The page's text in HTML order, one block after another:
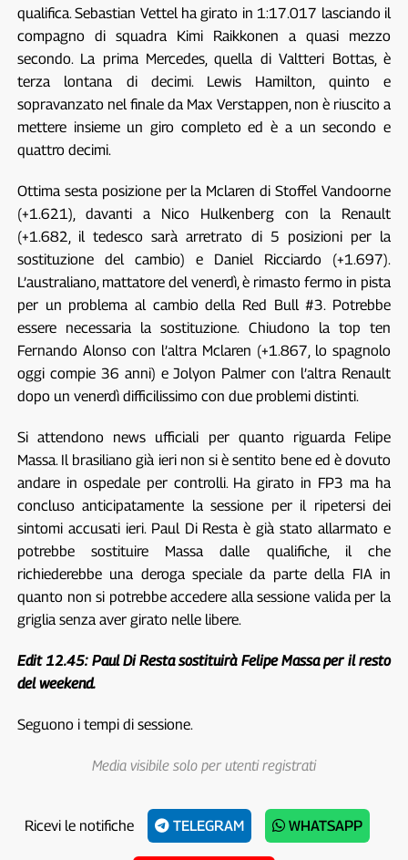
qualifica. Sebastian Vettel ha girato in 1:17.017 lasciando il
compagno di squadra Kimi Raikkonen a quasi mezzo
secondo. La prima Mercedes, quella di Valtteri Bottas, è
terza lontana di decimi. Lewis Hamilton, quinto e
sopravanzato nel finale da Max Verstappen, non è riuscito a
mettere insieme un giro completo ed è a un secondo e
quattro decimi.
Ottima sesta posizione per la Mclaren di Stoffel Vandoorne
(+1.621), davanti a Nico Hulkenberg con la Renault
(+1.682, il tedesco sarà arretrato di 5 posizioni per la
sostituzione del cambio) e Daniel Ricciardo (+1.697).
L’australiano, mattatore del venerdì, è rimasto fermo in pista
per un problema al cambio della Red Bull #3. Potrebbe
essere necessaria la sostituzione. Chiudono la top ten
Fernando Alonso con l’altra Mclaren (+1.867, lo spagnolo
oggi compie 36 anni) e Jolyon Palmer con l’altra Renault
dopo un venerdì difficilissimo con due problemi distinti.
Si attendono news ufficiali per quanto riguarda Felipe
Massa. Il brasiliano già ieri non si è sentito bene ed è dovuto
andare in ospedale per controlli. Ha girato in FP3 ma ha
concluso anticipatamente la sessione per il ripetersi dei
sintomi accusati ieri. Paul Di Resta è già stato allarmato e
potrebbe sostituire Massa dalle qualifiche, il che
richiederebbe una deroga speciale da parte della FIA in
quanto non si potrebbe accedere alla sessione valida per la
griglia senza aver girato nelle libere.
Edit 12.45: Paul Di Resta sostituirà Felipe Massa per il resto
del weekend.
Seguono i tempi di sessione.
Media visibile solo per utenti registrati
Ricevi le notifiche TELEGRAM WHATSAPP